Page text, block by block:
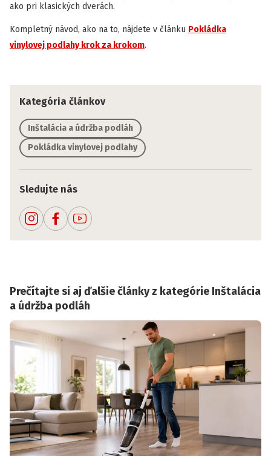
ako pri klasických dverách.
Kompletný návod, ako na to, nájdete v článku Pokládka
vinylovej podlahy krok za krokom.
Kategória článkov
Inštalácia a údržba podláh
Pokládka vinylovej podlahy
Sledujte nás
Prečítajte si aj ďalšie články z kategórie Inštalácia
a údržba podláh